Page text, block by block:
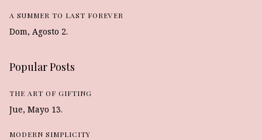
A SUMMER TO LAST FOREVER
Dom, Agosto 2.
Popular Posts
THE ART OF GIFTING
Jue, Mayo 13.
MODERN SIMPLICITY